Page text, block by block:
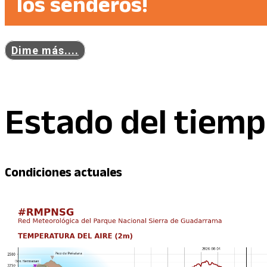
Dime más....
Estado del
Condiciones actuales